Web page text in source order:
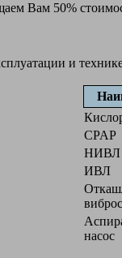
Вам 50%
и
CPAP
НИВЛ
ИВЛ
насос